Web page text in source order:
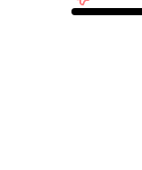
รีวิวเชิงลบ